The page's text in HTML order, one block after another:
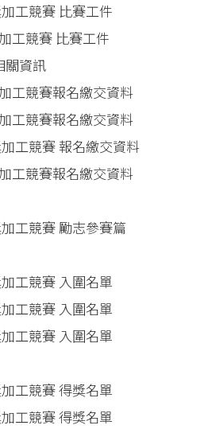
工競賽 比賽工件
工競賽 比賽工件
關資訊
工競賽報名繳交資料
工競賽報名繳交資料
工競賽 報名繳交資料
工競賽報名繳交資料
工競賽 勵志參賽篇
工競賽 入圍名單
工競賽 入圍名單
工競賽 入圍名單
工競賽 得獎名單
工競賽 得獎名單